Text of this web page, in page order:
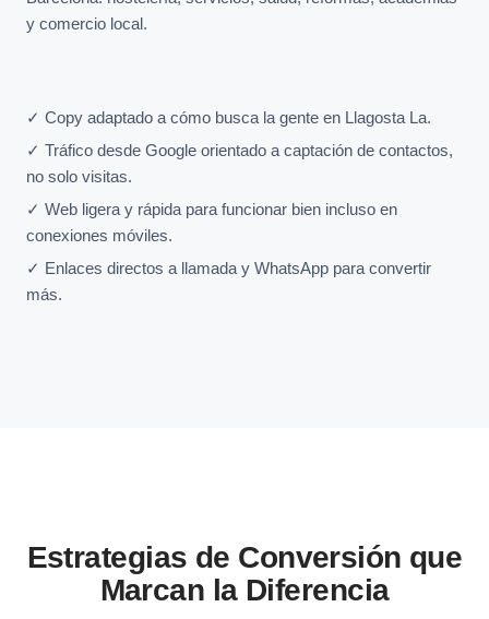
y comercio local.
✓ Copy adaptado a cómo busca la gente en Llagosta La.
✓ Tráfico desde Google orientado a captación de contactos,
no solo visitas.
✓ Web ligera y rápida para funcionar bien incluso en
conexiones móviles.
✓ Enlaces directos a llamada y WhatsApp para convertir
más.
Estrategias de Conversión que
Marcan la Diferencia